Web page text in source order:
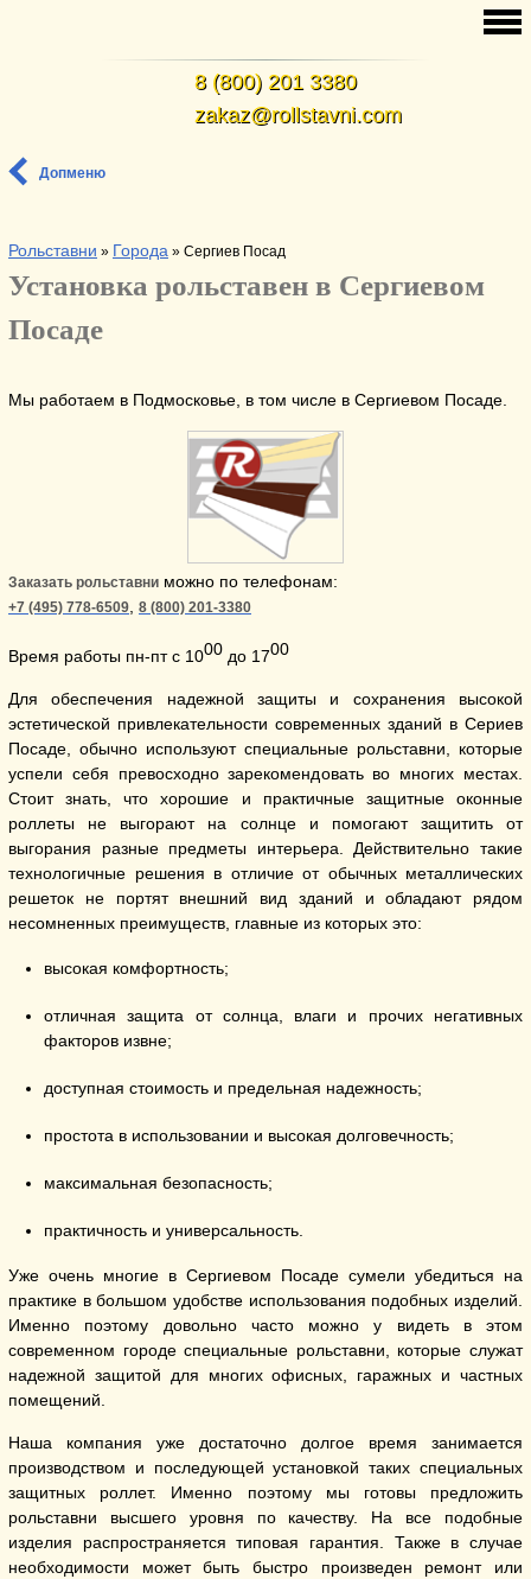
8 (800) 201 3380
zakaz@rollstavni.com
Допменю
Рольставни » Города » Сергиев Посад
Установка рольставен в Сергиевом
Посаде
Мы работаем в Подмосковье, в том числе в Сергиевом Посаде.
Заказать рольставни можно по телефонам:
+7 (495) 778-6509, 8 (800) 201-3380
Время работы пн-пт с 1000 до 1700
Для обеспечения надежной защиты и сохранения высокой
эстетической привлекательности современных зданий в Сериев
Посаде, обычно используют специальные рольставни, которые
успели себя превосходно зарекомендовать во многих местах.
Стоит знать, что хорошие и практичные защитные оконные
роллеты не выгорают на солнце и помогают защитить от
выгорания разные предметы интерьера. Действительно такие
технологичные решения в отличие от обычных металлических
решеток не портят внешний вид зданий и обладают рядом
несомненных преимуществ, главные из которых это:
высокая комфортность;
отличная защита от солнца, влаги и прочих негативных
факторов извне;
доступная стоимость и предельная надежность;
простота в использовании и высокая долговечность;
максимальная безопасность;
практичность и универсальность.
Уже очень многие в Сергиевом Посаде сумели убедиться на
практике в большом удобстве использования подобных изделий.
Именно поэтому довольно часто можно у видеть в этом
современном городе специальные рольставни, которые служат
надежной защитой для многих офисных, гаражных и частных
помещений.
Наша компания уже достаточно долгое время занимается
производством и последующей установкой таких специальных
защитных роллет. Именно поэтому мы готовы предложить
рольставни высшего уровня по качеству. На все подобные
изделия распространяется типовая гарантия. Также в случае
необходимости может быть быстро произведен ремонт или